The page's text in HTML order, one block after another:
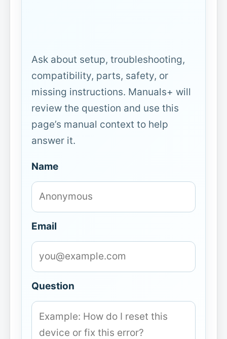
Ask about setup, troubleshooting,
compatibility, parts, safety, or
missing instructions. Manuals+ will
review the question and use this
page’s manual context to help
answer it.
Name
Email
Question